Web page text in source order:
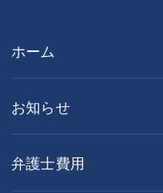
ホーム
お知らせ
弁護士費用